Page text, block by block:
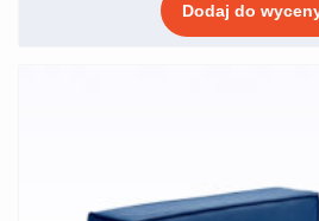
Dodaj do
ma
na